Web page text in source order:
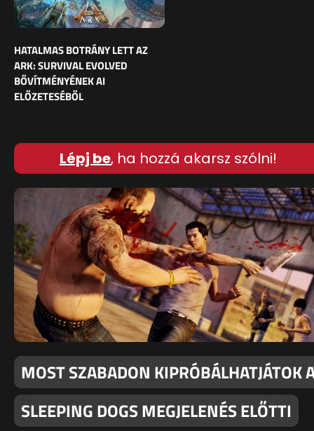
HATALMAS BOTRÁNY LETT AZ
ARK: SURVIVAL EVOLVED
BŐVÍTMÉNYÉNEK AI
ELŐZETESÉBŐL
Lépj be, ha hozzá akarsz szólni!
MOST SZABADON KIPRÓBÁLHATJÁTOK
SLEEPING DOGS MEGJELENÉS ELŐTTI